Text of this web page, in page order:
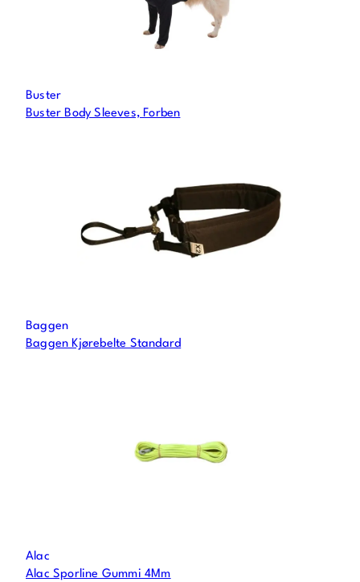
Buster
Buster Body Sleeves, Forben
Baggen
Baggen Kjørebelte Standard
Alac
Alac Sporline Gummi 4Mm